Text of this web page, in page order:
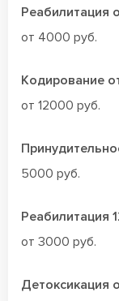
Реабилитация
от 4000 руб.
Кодирование
от 12000 руб.
5000 руб.
Реабилитация
от 3000 руб.
Детоксикация